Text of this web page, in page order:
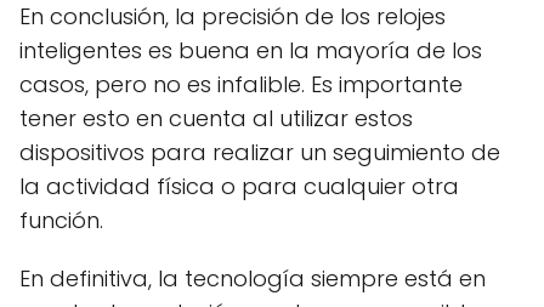
En conclusión, la precisión de los relojes
inteligentes es buena en la mayoría de los
casos, pero no es infalible. Es importante
tener esto en cuenta al utilizar estos
dispositivos para realizar un seguimiento de
la actividad física o para cualquier otra
función.
En definitiva, la tecnología siempre está en